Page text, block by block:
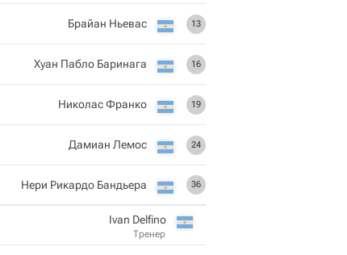
13
Брайан Ньевас
16
Хуан Пабло Баринага
19
Николас Франко
24
Дамиан Лемос
36
Нери Рикардо Бандьера
Ivan Delfino
Тренер